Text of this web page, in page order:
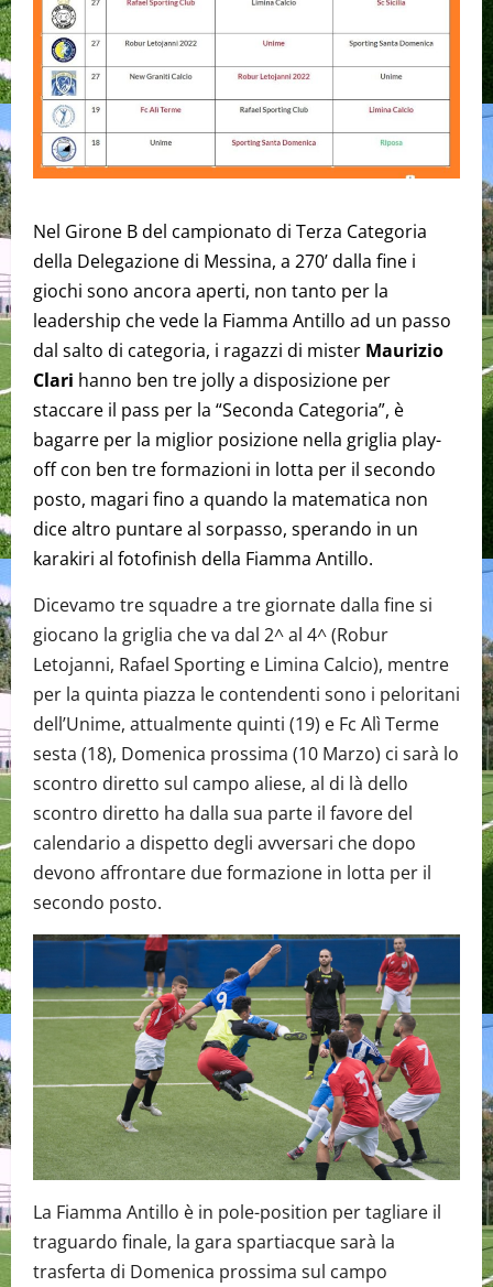
Nel Girone B del campionato di Terza Categoria
della Delegazione di Messina, a 270’ dalla fine i
giochi sono ancora aperti, non tanto per la
leadership che vede la Fiamma Antillo ad un passo
dal salto di categoria, i ragazzi di mister Maurizio
Clari hanno ben tre jolly a disposizione per
staccare il pass per la “Seconda Categoria”, è
bagarre per la miglior posizione nella griglia play-
off con ben tre formazioni in lotta per il secondo
posto, magari fino a quando la matematica non
dice altro puntare al sorpasso, sperando in un
karakiri al fotofinish della Fiamma Antillo.
Dicevamo tre squadre a tre giornate dalla fine si
giocano la griglia che va dal 2^ al 4^ (Robur
Letojanni, Rafael Sporting e Limina Calcio), mentre
per la quinta piazza le contendenti sono i peloritani
dell’Unime, attualmente quinti (19) e Fc Alì Terme
sesta (18), Domenica prossima (10 Marzo) ci sarà lo
scontro diretto sul campo aliese, al di là dello
scontro diretto ha dalla sua parte il favore del
calendario a dispetto degli avversari che dopo
devono affrontare due formazione in lotta per il
secondo posto.
La Fiamma Antillo è in pole-position per tagliare il
traguardo finale, la gara spartiacque sarà la
trasferta di Domenica prossima sul campo